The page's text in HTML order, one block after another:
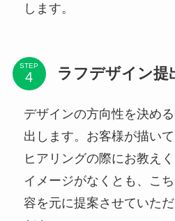
します。
STEP ラフデザイン提
デザインの方向性を決め
出します。お客様が描い
ヒアリングの際にお教え
イメージがなくとも、こ
容を元に提案させていた